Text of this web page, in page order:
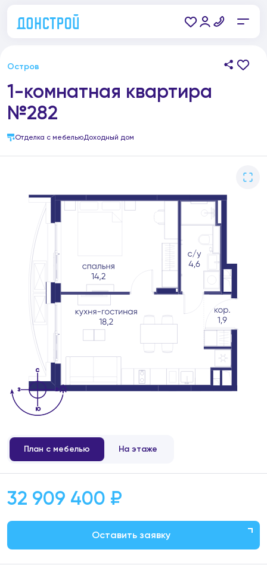
Остров
1-комнатная квартира
№282
Отделка с мебельюДоходный дом
План с мебелью На этаже
32 909 400 ₽
Оставить заявку